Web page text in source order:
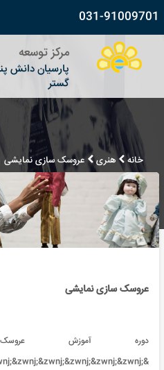
031-91009701
مرکز توسعه
پارسیان دانش
گستر
خانه هنری عروسک سازی نمایشی
عروسک سازی نمایشی ‌‌‌‌‌‌
دوره آموزش